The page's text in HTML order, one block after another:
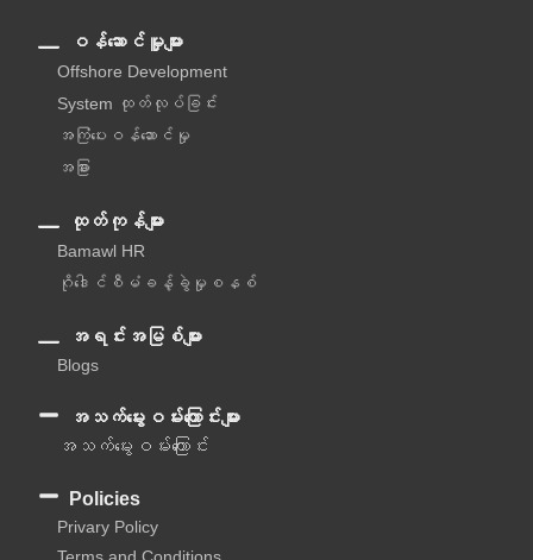
ဝန်ဆောင်မှူများ
Offshore Development
System ထုတ်လုပ်ခြင်း
အကြံပေးဝန်ဆောင်မှု‌
အခြား
ထုတ်ကုန်များ
Bamawl HR
ဂိုဒေါင်စီမံခန့်ခွဲမှုစနစ်
အရင်းအမြစ်များ
Blogs
အသက်မွေးဝမ်းကြောင်းများ
အသက်မွေးဝမ်းကြောင်း
Policies
Privary Policy